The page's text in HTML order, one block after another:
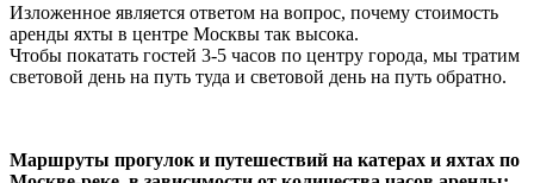
Изложенное является ответом на вопрос, почему стоимость
аренды яхты в центре Москвы так высока.
Чтобы покатать гостей 3-5 часов по центру города, мы тратим
световой день на путь туда и световой день на путь обратно.
Маршруты прогулок и путешествий на катерах и яхтах по